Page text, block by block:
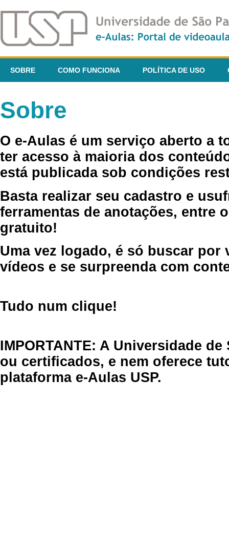
SOBRE COMO FUNCIONA POLÍTICA DE USO
Sobre
O e-Aulas é um serviço aberto a
ter acesso à maioria dos
está publicada sob condições
Basta realizar seu cadastro e
ferramentas de anotações, entre
gratuito!
Uma vez logado, é só buscar por
vídeos e se surpreenda com
Tudo num clique!
IMPORTANTE: A Universidade
ou certificados, e nem oferece
plataforma e-Aulas USP.